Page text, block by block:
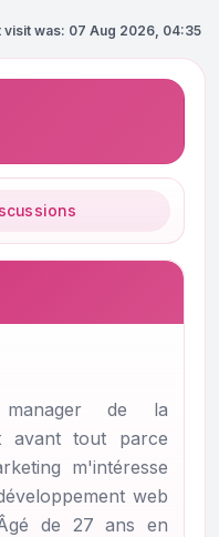
visit was: 07 Aug 2026, 04:35
de la
avant tout parce
m'intéresse
web
de 27 ans en